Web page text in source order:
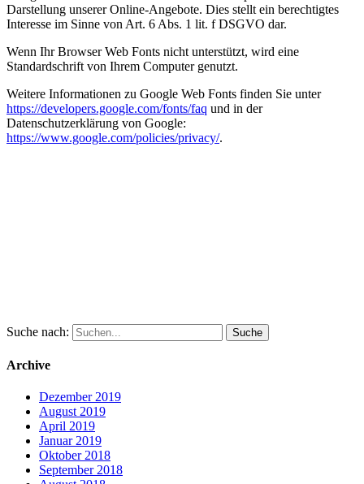
Darstellung unserer Online-Angebote. Dies stellt ein berechtigtes
Interesse im Sinne von Art. 6 Abs. 1 lit. f DSGVO dar.
Wenn Ihr Browser Web Fonts nicht unterstützt, wird eine
Standardschrift von Ihrem Computer genutzt.
Weitere Informationen zu Google Web Fonts finden Sie unter
https://developers.google.com/fonts/faq und in der
Datenschutzerklärung von Google:
https://www.google.com/policies/privacy/.
Suche nach:
Archive
Dezember 2019
August 2019
April 2019
Januar 2019
Oktober 2018
September 2018